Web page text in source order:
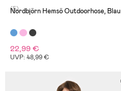
(5)
Nordbjörn Hemsö Outdoorhose, Blau
22,99 €
UVP: 48,99 €